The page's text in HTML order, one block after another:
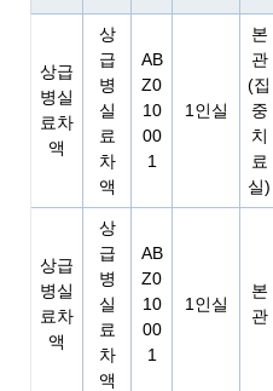
상급
병실
료차
액
상
급
병
실
료
차
액
AB
Z0
10
00
1
1인실
본
관
(집
중
치
료
실)
상급
병실
료차
액
상
급
병
실
료
차
액
AB
Z0
10
00
1
1인실
본
관